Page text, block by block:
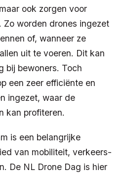
ook zorgen voor
Zo worden drones ingezet
of, wanneer ze
uit te voeren. Dit kan
bij bewoners. Toch
een zeer efficiënte en
ingezet, waar de
kan profiteren.
is een belangrijke
van mobiliteit, verkeers-
De NL Drone Dag is hier